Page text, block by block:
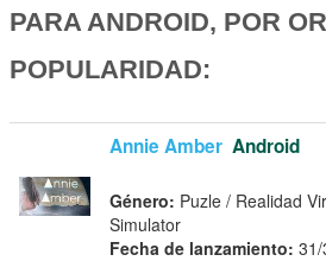
PARA ANDROID, POR
POPULARIDAD:
Annie Amber Android
Género: Puzle / Realidad
Simulator
Fecha de lanzamiento: